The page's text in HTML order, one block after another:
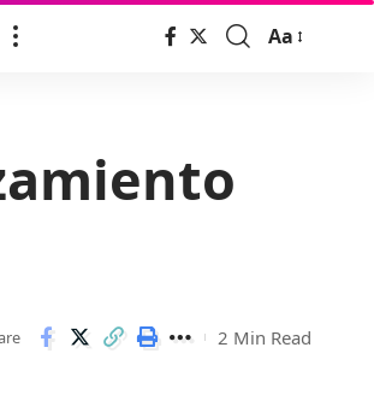
Font
Aa
2 Min Read